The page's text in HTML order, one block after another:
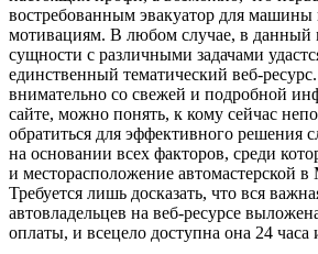
востребованным эвакуатор для
мотивациям. В любом случае, в данный
сущности с различными задачами
единственный тематический веб-
внимательно со свежей и подробной
сайте, можно понять, к кому сейчас
обратиться для эффективного
на основании всех факторов, среди
и месторасположение автомастерской
Требуется лишь досказать, что вся
автовладельцев на веб-ресурсе
оплаты, и всецело доступна она 24